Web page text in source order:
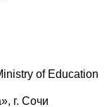
of Education
г. Сочи